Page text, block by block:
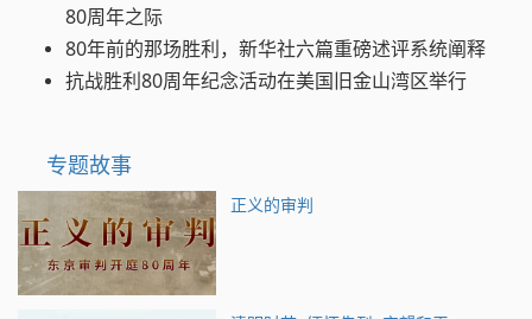
80周年之际
80年前的那场胜利，新华社六篇重磅述评系统阐释
抗战胜利80周年纪念活动在美国旧金山湾区举行
专题故事
正义的审判